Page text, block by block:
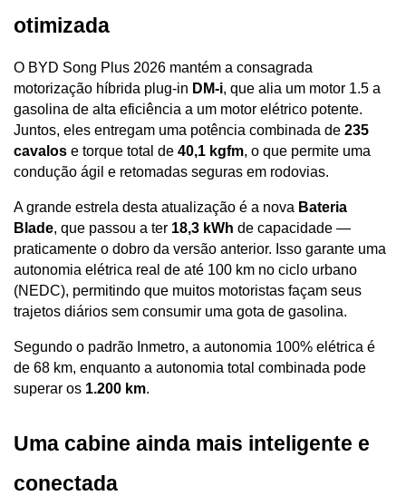
otimizada
O BYD Song Plus 2026 mantém a consagrada
motorização híbrida plug-in DM-i, que alia um motor 1.5 a
gasolina de alta eficiência a um motor elétrico potente.
Juntos, eles entregam uma potência combinada de 235
cavalos e torque total de 40,1 kgfm, o que permite uma
condução ágil e retomadas seguras em rodovias.
A grande estrela desta atualização é a nova Bateria
Blade, que passou a ter 18,3 kWh de capacidade —
praticamente o dobro da versão anterior. Isso garante uma
autonomia elétrica real de até 100 km no ciclo urbano
(NEDC), permitindo que muitos motoristas façam seus
trajetos diários sem consumir uma gota de gasolina.
Segundo o padrão Inmetro, a autonomia 100% elétrica é
de 68 km, enquanto a autonomia total combinada pode
superar os 1.200 km.
Uma cabine ainda mais inteligente e
conectada